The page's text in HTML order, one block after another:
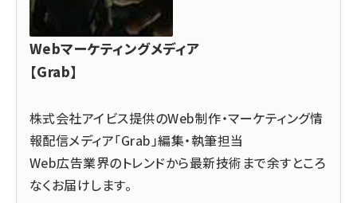
Webマーケティングメディア
【Grab】
株式会社アイビス提供のWeb制作・マーケティング情
報配信メディア「Grab」編集・執筆担当
Web広告業界のトレンドから最新技術まで余すところ
なくお届けします。